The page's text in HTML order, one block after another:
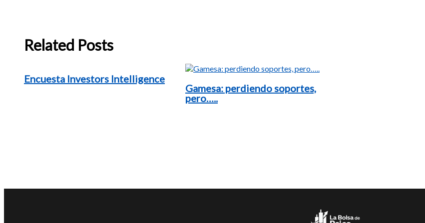
Related Posts
Encuesta Investors Intelligence
Gamesa: perdiendo soportes,
pero…..